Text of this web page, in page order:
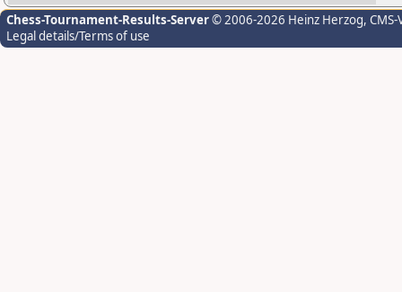
Chess-Tournament-Results-Server© 2006-2026 Heinz Herzog,
Legal details/Terms of use